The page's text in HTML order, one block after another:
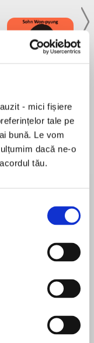
- mici fișiere
tale pe
bună. Le vom
dacă ne-o
tău.
Sohn Won-pyung
Smith.
video of Nat
are set to
the nation’s